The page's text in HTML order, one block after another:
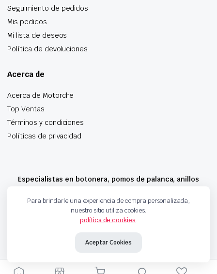
Seguimiento de pedidos
Mis pedidos
Mi lista de deseos
Política de devoluciones
Acerca de
Acerca de Motorche
Top Ventas
Términos y condiciones
Políticas de privacidad
Especialistas en botonera, pomos de palanca, anillos
Copyright 2024 © Motorche Autoparts. Todos los derechos reservados
Para brindarle una experiencia de compra personalizada,
nuestro sitio utiliza cookies.
política de cookies.
Aceptar Cookies